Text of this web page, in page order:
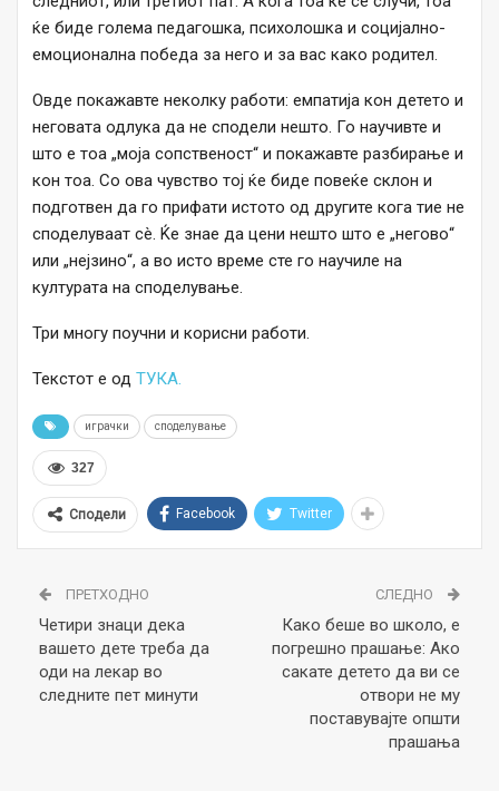
ќе биде голема педагошка, психолошка и социјално-
емоционална победа за него и за вас како родител.
Овде покажавте неколку работи: емпатија кон детето и
неговата одлука да не сподели нешто. Го научивте и
што е тоа „моја сопственост“ и покажавте разбирање и
кон тоа. Со ова чувство тој ќе биде повеќе склон и
подготвен да го прифати истото од другите кога тие не
споделуваат сè. Ќе знае да цени нешто што е „негово“
или „нејзино“, а во исто време сте го научиле на
културата на споделување.
Три многу поучни и корисни работи.
Текстот е од ТУКА.
играчки споделување
327
Сподели Facebook Twitter
ПРЕТХОДНО
Четири знаци дека
вашето дете треба да
оди на лекар во
следните пет минути
СЛЕДНО
Како беше во школо, е
погрешно прашање: Ако
сакате детето да ви се
отвори не му
поставувајте општи
прашања